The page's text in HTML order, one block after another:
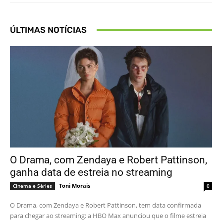
ÚLTIMAS NOTÍCIAS
O Drama, com Zendaya e Robert Pattinson,
ganha data de estreia no streaming
Cinema e Séries Toni Morais 0
O Drama, com Zendaya e Robert Pattinson, tem data confirmada
para chegar ao streaming: a HBO Max anunciou que o filme estreia